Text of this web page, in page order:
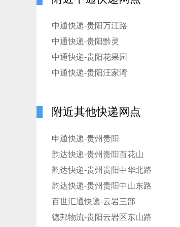
中通快递-贵阳万江路
中通快递-贵阳黔灵
中通快递-贵阳花果园
中通快递-贵阳汪家湾
附近其他快递网点
申通快递-贵州贵阳
韵达快递-贵州贵阳百花山
韵达快递-贵州贵阳中华北路
韵达快递-贵州贵阳中山东路
百世汇通快递-云岩三部
德邦物流-贵阳云岩区东山路